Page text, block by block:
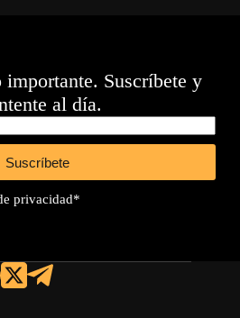
Suscríbete y
al día.
Suscríbete
privacidad*